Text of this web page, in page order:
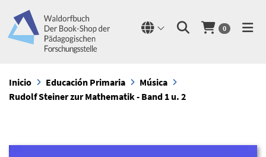
0
Inicio Educación Primaria
Música
Rudolf Steiner zur Mathematik - Band 1 u. 2